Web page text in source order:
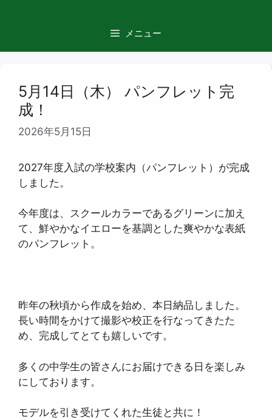
ン
メニュー
5月14日（木） パンフレット完
成！
2026年5月15日
2027年度入試の学校案内（パンフレット）が完成
しました。
今年度は、スクールカラーであるグリーンに加え
て、鮮やかなイエローを基調とした爽やかな表紙
のパンフレット。
昨年の秋頃から作成を始め、本日納品しました。
長い時間をかけて撮影や校正を行なってきたた
め、完成してとても嬉しいです。
多くの中学生の皆さんにお届けできる日を楽しみ
にしております。
モデルを引き受けてくれた生徒と共に！